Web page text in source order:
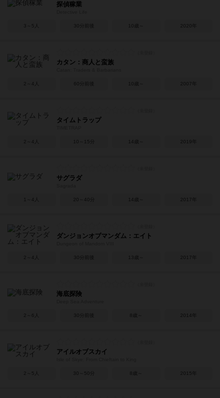
探偵稼業
3～5人 30分前後 10歳～ 2020年
カタン：商人と蛮族
2～4人 60分前後 10歳～ 2007年
タイムトラップ
2～4人 10～15分 14歳～ 2019年
サグラダ
1～4人 20～40分 14歳～ 2017年
ダンジョンオブマンダム：エイト
2～4人 30分前後 13歳～ 2017年
海底探険
2～6人 30分前後 8歳～ 2014年
アイルオブスカイ
2～5人 30～50分 8歳～ 2015年